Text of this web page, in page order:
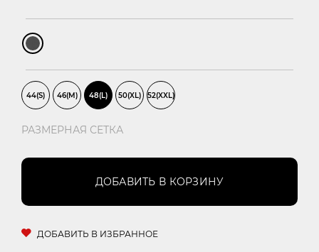
44(S) 46(M) 48(L) 50(XL) 52(XXL)
РАЗМЕРНАЯ СЕТКА
ДОБАВИТЬ В КОРЗИНУ
ДОБАВИТЬ В ИЗБРАННОЕ